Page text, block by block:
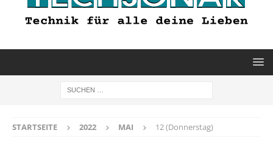
STARTSEITE 2022 MAI 12 (Donnerstag)